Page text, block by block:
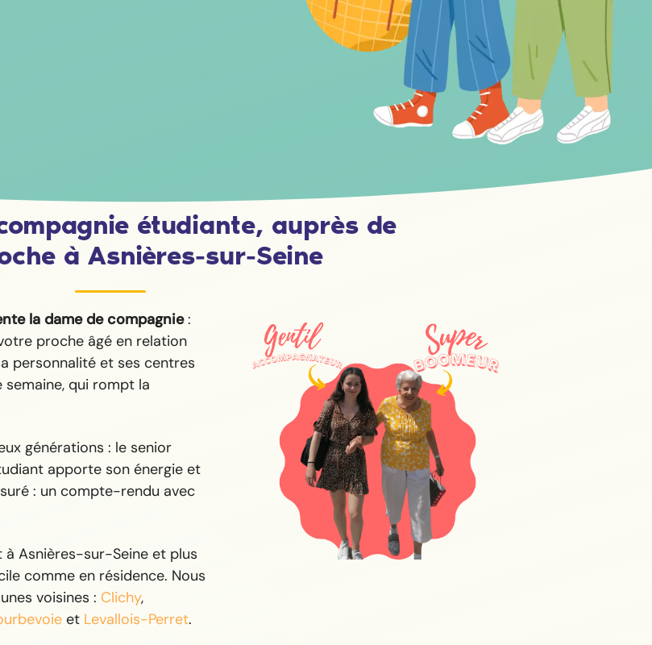
étudiante, auprès de
à Asnières-sur-Seine
la dame de compagnie:
proche âgé en relation
personnalité et ses centres
semaine, qui rompt la
générations : le senior
apporte son énergie et
: un compte-rendu avec
Asnières-sur-Seine et plus
comme en résidence. Nous
voisines : Clichy,
et Levallois-Perret.